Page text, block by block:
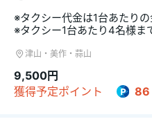
※タクシー代金は1台あたり
津山・美作・蒜山
9,500円
獲得予定ポイント
86